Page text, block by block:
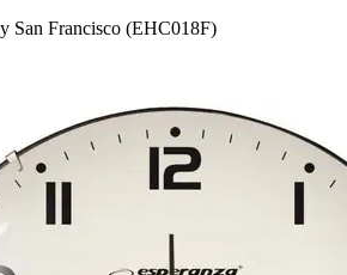
San Francisco (EHC018F)